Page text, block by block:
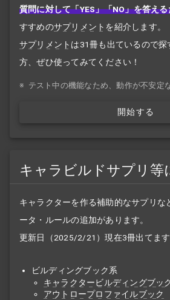
質問に対して「YES」「NO」を答える
すすめのサプリメント を紹介します。
サプリメント は31冊も出ているので
方、ぜひ使ってみてください！
※ テスト中の機能なため、動作が不安定
開始する
キャラビルドサプリ等
キャラクターを作る補助的なサプリ
ータ・ルールの追加があります。
更新日（2025/2/21）現在3冊出てます
ビルディングブック系
キャラクタービルディングブッ
アウトロープロファイルブック